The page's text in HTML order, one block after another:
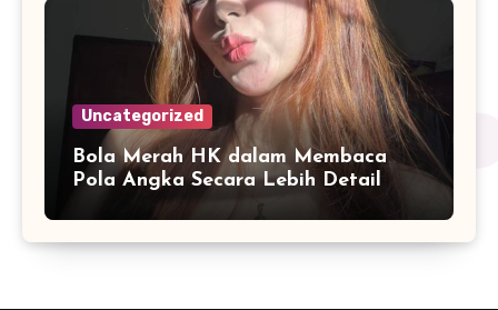
Uncategorized
Bola Merah HK dalam Membaca
Pola Angka Secara Lebih Detail